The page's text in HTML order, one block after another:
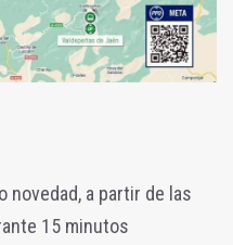
novedad, a partir de las
15 minutos